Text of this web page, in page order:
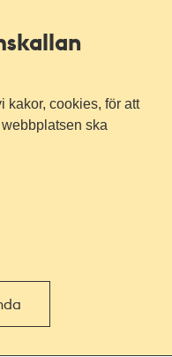
kakor, cookies, för att
ska